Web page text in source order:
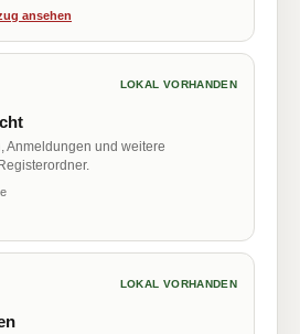
ansehen
LOKAL VORHANDEN
Anmeldungen und weitere
LOKAL VORHANDEN